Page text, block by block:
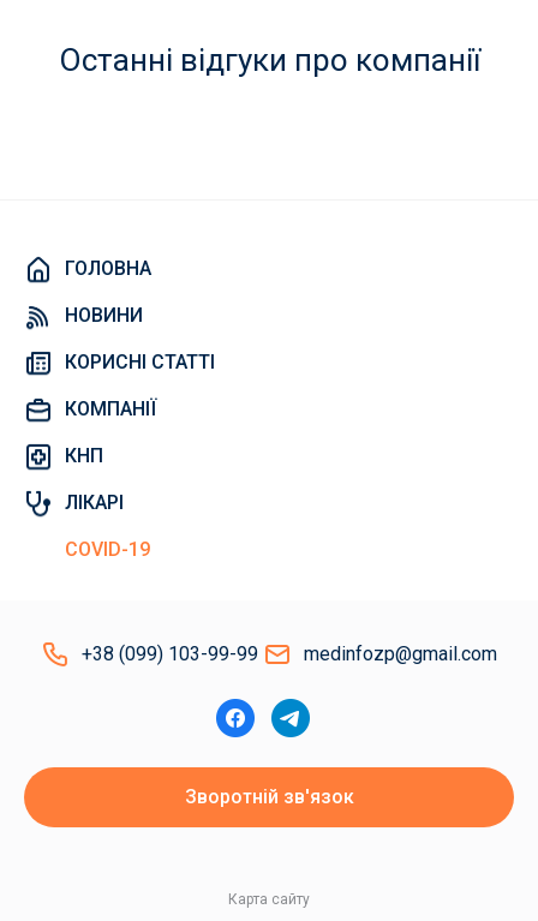
Останні відгуки про компанії
ГОЛОВНА
НОВИНИ
КОРИСНІ СТАТТІ
КОМПАНІЇ
КНП
ЛІКАРІ
COVID-19
+38 (099) 103-99-99 medinfozp@gmail.com
Зворотній зв'язок
Карта сайту